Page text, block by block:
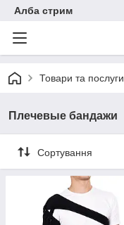
Алба стрим
Товари та послуги
Плечевые бандажи
Сортування